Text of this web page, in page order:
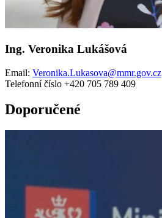
Ing. Veronika Lukášová
Email: Veronika.Lukasova@mmr.gov.cz
Telefonní číslo +420 705 789 409
Doporučené